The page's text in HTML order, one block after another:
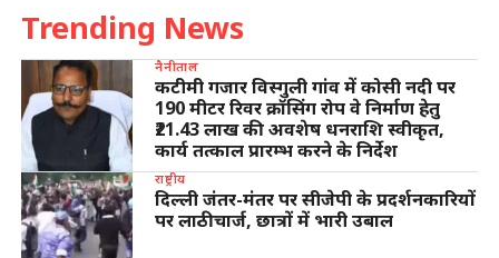
Trending News
नैनीताल
कटीमी गजार विस्गुली गांव में कोसी नदी पर
190 मीटर रिवर क्रॉसिंग रोप वे निर्माण हेतु
₹21.43 लाख की अवशेष धनराशि स्वीकृत,
कार्य तत्काल प्रारम्भ करने के निर्देश
राष्ट्रीय
दिल्ली जंतर-मंतर पर सीजेपी के प्रदर्शनकारियों
पर लाठीचार्ज, छात्रों में भारी उबाल